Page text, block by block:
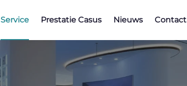
Service Prestatie Casus Nieuws Contact